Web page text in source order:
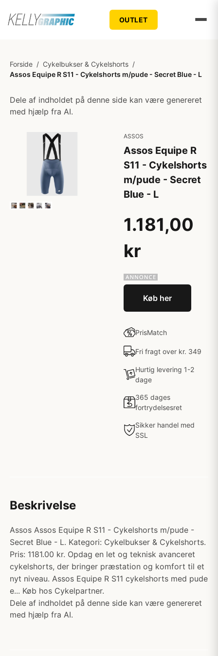
OUTLET
Forside / Cykelbukser & Cykelshorts /
Assos Equipe R S11 - Cykelshorts m/pude - Secret Blue - L
Dele af indholdet på denne side kan være genereret
med hjælp fra AI.
ASSOS
Assos Equipe R
S11 - Cykelshorts
m/pude - Secret
Blue - L
1.181,00
kr
Køb her
PrisMatch
Fri fragt over kr. 349
Hurtig levering 1-2
dage
365 dages
fortrydelsesret
Sikker handel med
SSL
Beskrivelse
Assos Assos Equipe R S11 - Cykelshorts m/pude -
Secret Blue - L. Kategori: Cykelbukser & Cykelshorts.
Pris: 1181.00 kr. Opdag en let og teknisk avanceret
cykelshorts, der bringer præstation og komfort til et
nyt niveau. Assos Equipe R S11 cykelshorts med pude
e... Køb hos Cykelpartner.
Dele af indholdet på denne side kan være genereret
med hjælp fra AI.